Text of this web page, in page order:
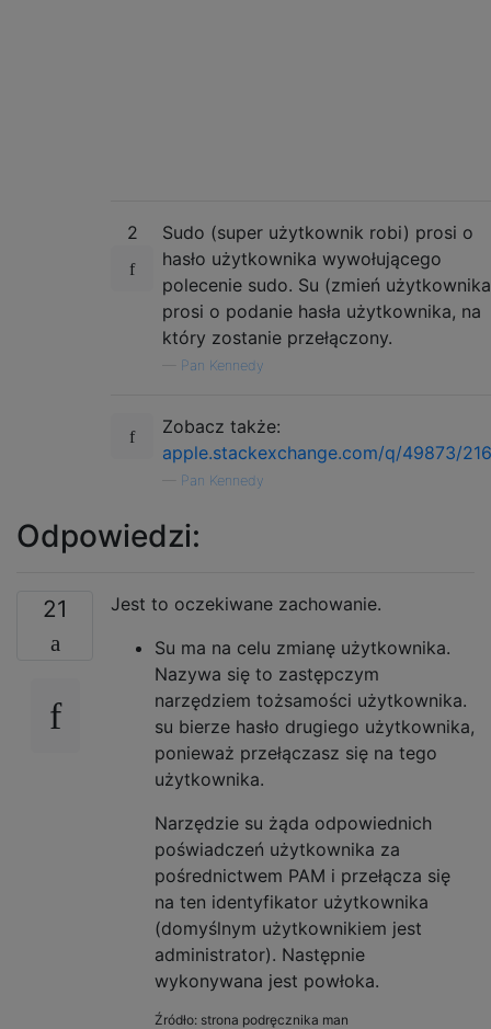
2
Sudo (super użytkownik robi) prosi o
hasło użytkownika wywołującego
polecenie sudo. Su (zmień
prosi o podanie hasła użytkownika, na
który zostanie przełączony.
Pan Kennedy
Zobacz także:
apple.stackexchange.com/q/49873/
Pan Kennedy
Odpowiedzi:
21
Jest to oczekiwane zachowanie.
Su ma na celu zmianę użytkownika.
Nazywa się to zastępczym
narzędziem tożsamości użytkownika.
su bierze hasło drugiego użytkownika,
ponieważ przełączasz się na tego
użytkownika.
Narzędzie su żąda odpowiednich
poświadczeń użytkownika za
pośrednictwem PAM i przełącza się
na ten identyfikator użytkownika
(domyślnym użytkownikiem jest
administrator). Następnie
wykonywana jest powłoka.
Źródło: strona podręcznika man